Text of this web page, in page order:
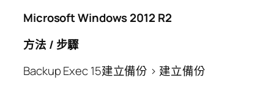
Microsoft Windows 2012 R2
方法 / 步驟
Backup Exec 15建立備份 > 建立備份